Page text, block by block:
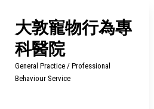
content
大敦寵物行為專
科醫院
General Practice / Professional
Behaviour Service